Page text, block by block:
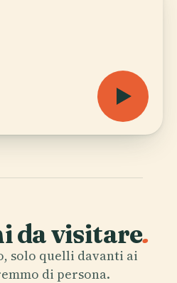
da visitare.
solo quelli davanti ai
di persona.